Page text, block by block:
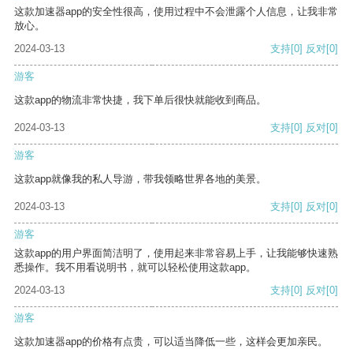
这款加速器app的安全性很高，使用过程中不会泄露个人信息，让我非常
放心。
2024-03-13
支持[0] 反对[0]
游客
这款app的物流非常快捷，我下单后很快就能收到商品。
2024-03-13 支持[0] 反对[0]
游客
这款app就像我的私人导游，带我领略世界各地的美景。
2024-03-13 支持[0] 反对[0]
游客
这款app的用户界面简洁明了，使用起来非常容易上手，让我能够快速熟
悉操作。我不用看说明书，就可以轻松使用这款app。
2024-03-13
支持[0] 反对[0]
游客
这款加速器app的价格有点贵，可以适当降低一些，这样会更加亲民。